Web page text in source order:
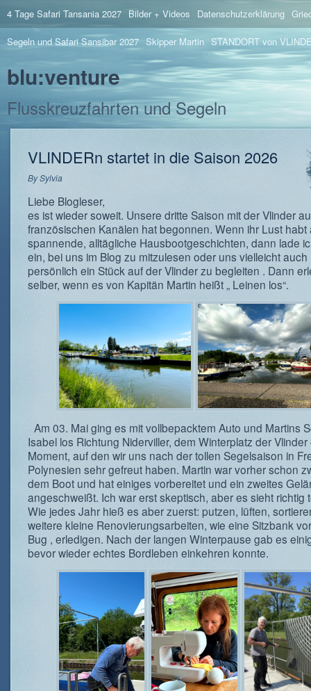
4 Tage Safari Tansania 2027 Bilder + Videos Datenschutzerklärung
Segeln und Safari Sansibar 2027 Skipper Martin STANDORT von
blu:venture
Flusskreuzfahrten und Segeln
VLINDERn startet in die Saison 2026
BySylvia
Liebe Blogleser,
es ist wieder soweit. Unsere dritte Saison mit der Vlinder
französischen Kanälen hat begonnen. Wenn ihr Lust habt
spannende, alltägliche Hausbootgeschichten, dann lade
ein, bei uns im Blog zu mitzulesen oder uns vielleicht auch
persönlich ein Stück auf der Vlinder zu begleiten . Dann
selber, wenn es von Kapitän Martin heißt „ Leinen los“.
Am 03. Mai ging es mit vollbepacktem Auto und Martins
Isabel los Richtung Niderviller, dem Winterplatz der Vlinder
Moment, auf den wir uns nach der tollen Segelsaison in
Polynesien sehr gefreut haben. Martin war vorher schon
dem Boot und hat einiges vorbereitet und ein zweites
angeschweißt. Ich war erst skeptisch, aber es sieht richtig
Wie jedes Jahr hieß es aber zuerst: putzen, lüften,
weitere kleine Renovierungsarbeiten, wie eine Sitzbank
Bug , erledigen. Nach der langen Winterpause gab es
bevor wieder echtes Bordleben einkehren konnte.